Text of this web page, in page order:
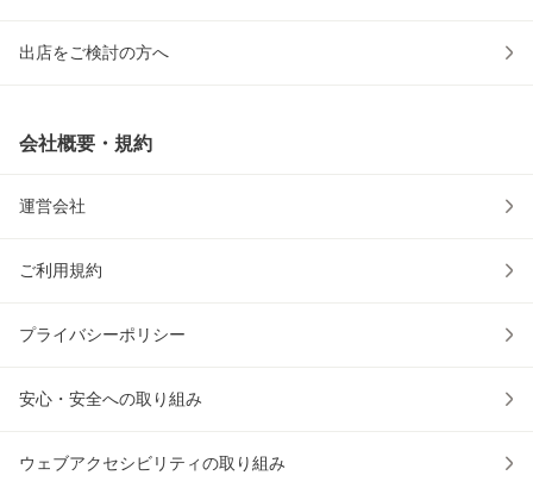
出店をご検討の方へ
会社概要・規約
運営会社
ご利用規約
プライバシーポリシー
安心・安全への取り組み
ウェブアクセシビリティの取り組み